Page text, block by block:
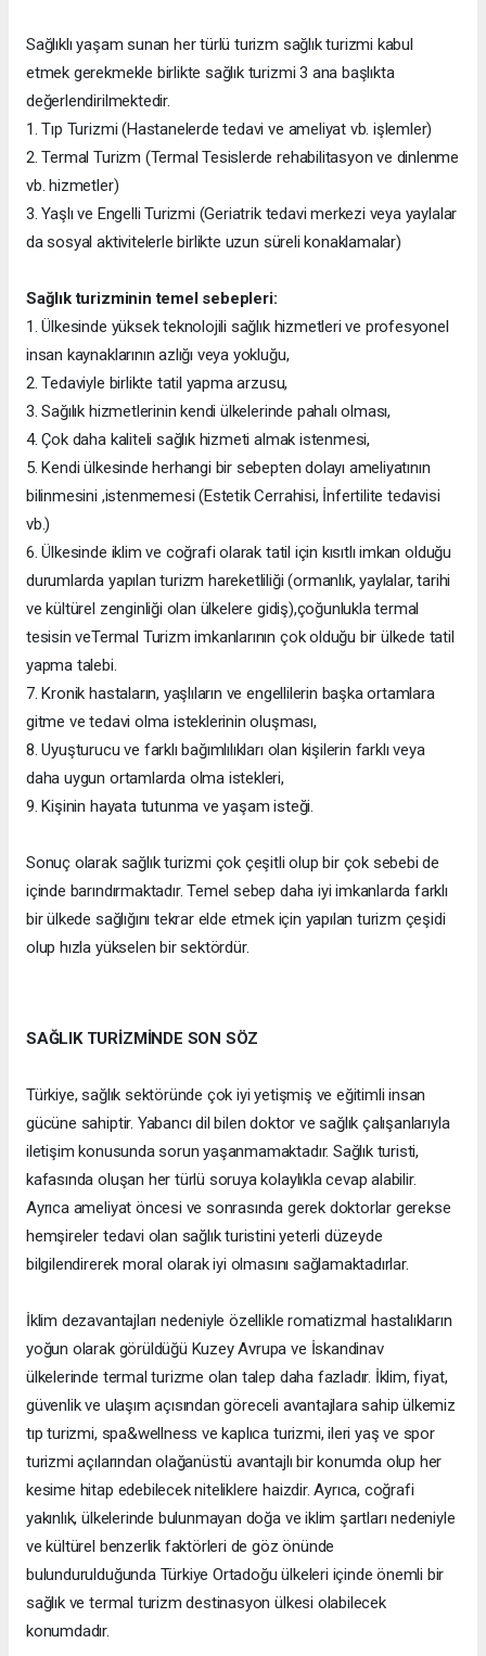
Sağlıklı yaşam sunan her türlü turizm sağlık turizmi kabul
etmek gerekmekle birlikte sağlık turizmi 3 ana başlıkta
değerlendirilmektedir.
1. Tıp Turizmi (Hastanelerde tedavi ve ameliyat vb. işlemler)
2. Termal Turizm (Termal Tesislerde rehabilitasyon ve dinlenme
vb. hizmetler)
3. Yaşlı ve Engelli Turizmi (Geriatrik tedavi merkezi veya yaylalar
da sosyal aktivitelerle birlikte uzun süreli konaklamalar)
Sağlık turizminin temel sebepleri:
1. Ülkesinde yüksek teknolojili sağlık hizmetleri ve profesyonel
insan kaynaklarının azlığı veya yokluğu,
2. Tedaviyle birlikte tatil yapma arzusu,
3. Sağılık hizmetlerinin kendi ülkelerinde pahalı olması,
4. Çok daha kaliteli sağlık hizmeti almak istenmesi,
5. Kendi ülkesinde herhangi bir sebepten dolayı ameliyatının
bilinmesini ,istenmemesi (Estetik Cerrahisi, İnfertilite tedavisi
vb.)
6. Ülkesinde iklim ve coğrafi olarak tatil için kısıtlı imkan olduğu
durumlarda yapılan turizm hareketliliği (ormanlık, yaylalar, tarihi
ve kültürel zenginliği olan ülkelere gidiş),çoğunlukla termal
tesisin veTermal Turizm imkanlarının çok olduğu bir ülkede tatil
yapma talebi.
7. Kronik hastaların, yaşlıların ve engellilerin başka ortamlara
gitme ve tedavi olma isteklerinin oluşması,
8. Uyuşturucu ve farklı bağımlılıkları olan kişilerin farklı veya
daha uygun ortamlarda olma istekleri,
9. Kişinin hayata tutunma ve yaşam isteği.
Sonuç olarak sağlık turizmi çok çeşitli olup bir çok sebebi de
içinde barındırmaktadır. Temel sebep daha iyi imkanlarda farklı
bir ülkede sağlığını tekrar elde etmek için yapılan turizm çeşidi
olup hızla yükselen bir sektördür.
SAĞLIK TURİZMİNDE SON SÖZ
Türkiye, sağlık sektöründe çok iyi yetişmiş ve eğitimli insan
gücüne sahiptir. Yabancı dil bilen doktor ve sağlık çalışanlarıyla
iletişim konusunda sorun yaşanmamaktadır. Sağlık turisti,
kafasında oluşan her türlü soruya kolaylıkla cevap alabilir.
Ayrıca ameliyat öncesi ve sonrasında gerek doktorlar gerekse
hemşireler tedavi olan sağlık turistini yeterli düzeyde
bilgilendirerek moral olarak iyi olmasını sağlamaktadırlar.
İklim dezavantajları nedeniyle özellikle romatizmal hastalıkların
yoğun olarak görüldüğü Kuzey Avrupa ve İskandinav
ülkelerinde termal turizme olan talep daha fazladır. İklim, fiyat,
güvenlik ve ulaşım açısından göreceli avantajlara sahip ülkemiz
tıp turizmi, spa&wellness ve kaplıca turizmi, ileri yaş ve spor
turizmi açılarından olağanüstü avantajlı bir konumda olup her
kesime hitap edebilecek niteliklere haizdir. Ayrıca, coğrafi
yakınlık, ülkelerinde bulunmayan doğa ve iklim şartları nedeniyle
ve kültürel benzerlik faktörleri de göz önünde
bulundurulduğunda Türkiye Ortadoğu ülkeleri içinde önemli bir
sağlık ve termal turizm destinasyon ülkesi olabilecek
konumdadır.